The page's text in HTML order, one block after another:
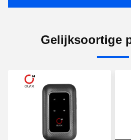
Gelijksoortige